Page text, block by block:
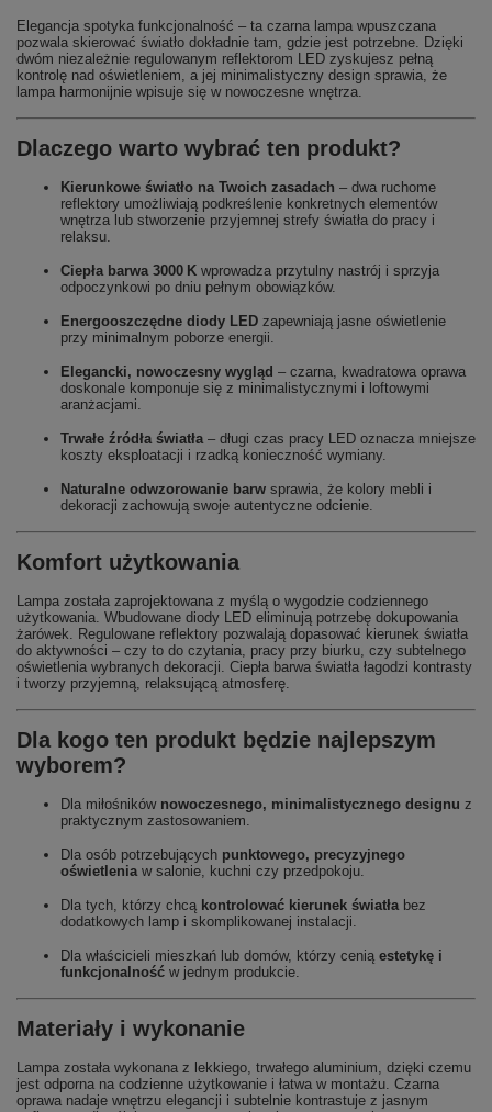
Elegancja spotyka funkcjonalność – ta czarna lampa wpuszczana
pozwala skierować światło dokładnie tam, gdzie jest potrzebne. Dzięki
dwóm niezależnie regulowanym reflektorom LED zyskujesz pełną
kontrolę nad oświetleniem, a jej minimalistyczny design sprawia, że
lampa harmonijnie wpisuje się w nowoczesne wnętrza.
Dlaczego warto wybrać ten produkt?
Kierunkowe światło na Twoich zasadach – dwa ruchome
reflektory umożliwiają podkreślenie konkretnych elementów
wnętrza lub stworzenie przyjemnej strefy światła do pracy i
relaksu.
Ciepła barwa 3000 K wprowadza przytulny nastrój i sprzyja
odpoczynkowi po dniu pełnym obowiązków.
Energooszczędne diody LED zapewniają jasne oświetlenie
przy minimalnym poborze energii.
Elegancki, nowoczesny wygląd – czarna, kwadratowa oprawa
doskonale komponuje się z minimalistycznymi i loftowymi
aranżacjami.
Trwałe źródła światła– długi czas pracy LED oznacza mniejsze
koszty eksploatacji i rzadką konieczność wymiany.
Naturalne odwzorowanie barw sprawia, że kolory mebli i
dekoracji zachowują swoje autentyczne odcienie.
Komfort użytkowania
Lampa została zaprojektowana z myślą o wygodzie codziennego
użytkowania. Wbudowane diody LED eliminują potrzebę dokupowania
żarówek. Regulowane reflektory pozwalają dopasować kierunek światła
do aktywności – czy to do czytania, pracy przy biurku, czy subtelnego
oświetlenia wybranych dekoracji. Ciepła barwa światła łagodzi kontrasty
i tworzy przyjemną, relaksującą atmosferę.
Dla kogo ten produkt będzie najlepszym
wyborem?
Dla miłośników nowoczesnego, minimalistycznego designu z
praktycznym zastosowaniem.
Dla osób potrzebujących punktowego, precyzyjnego
oświetleniaw salonie, kuchni czy przedpokoju.
Dla tych, którzy chcą kontrolować kierunek światłabez
dodatkowych lamp i skomplikowanej instalacji.
Dla właścicieli mieszkań lub domów, którzy cenią estetykę i
funkcjonalność w jednym produkcie.
Materiały i wykonanie
Lampa została wykonana z lekkiego, trwałego aluminium, dzięki czemu
jest odporna na codzienne użytkowanie i łatwa w montażu. Czarna
oprawa nadaje wnętrzu elegancji i subtelnie kontrastuje z jasnym